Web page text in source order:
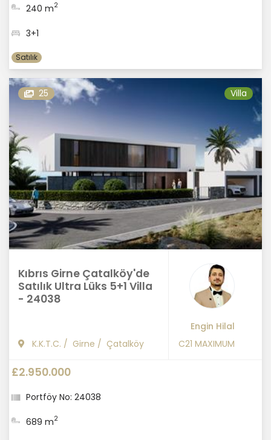
240 m2
3+1
Satılık
25 Villa
Kıbrıs Girne Çatalköy'de
Satılık Ultra Lüks 5+1 Villa
- 24038
K.K.T.C. / Girne / Çatalköy
Engin Hilal
C21 MAXIMUM
£2.950.000
Portföy No: 24038
689 m2